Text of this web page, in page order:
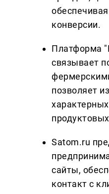
конверсии.
Платформа
связывает
позволяет
Satom.ru
сайты,
контакт с